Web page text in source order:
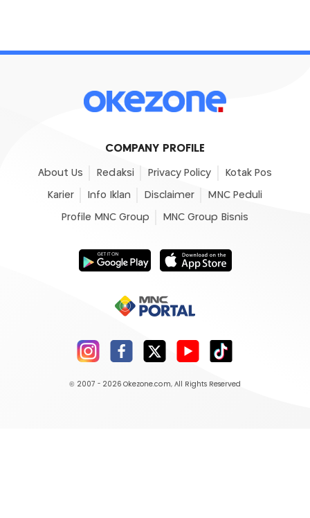
COMPANY PROFILE
About Us Redaksi Privacy Policy Kotak Pos
Karier Info Iklan Disclaimer MNC Peduli
Profile MNC Group MNC Group Bisnis
© 2007 - 2026 Okezone.com, All Rights Reserved